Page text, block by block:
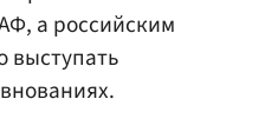
а российским
выступать